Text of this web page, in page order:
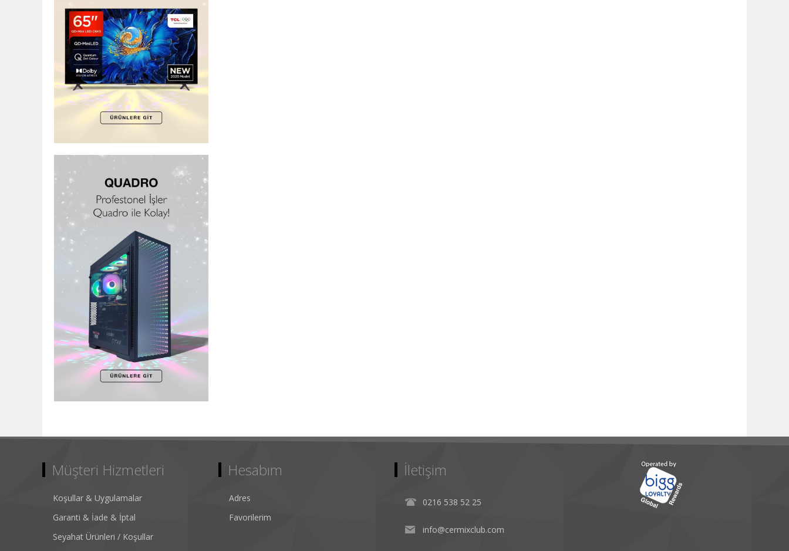
Müşteri Hizmetleri
Koşullar & Uygulamalar
Garanti & İade & İptal
Seyahat Ürünleri / Koşullar
Hesabım
Adres
Favorilerim
İletişim
0216 538 52 25
info@cermixclub.com